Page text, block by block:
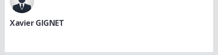
Xavier GIGNET